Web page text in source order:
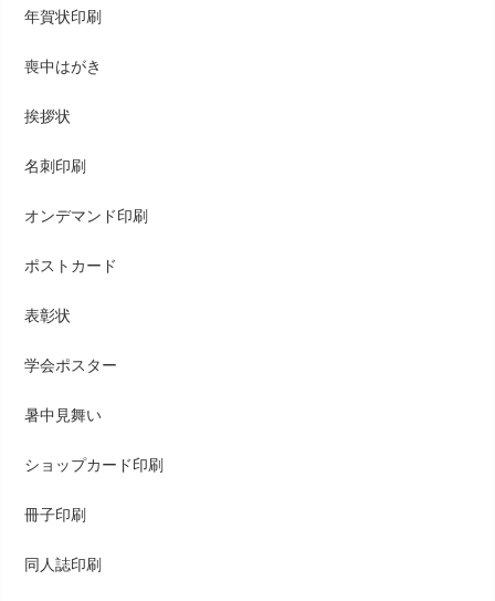
年賀状印刷
喪中はがき
挨拶状
名刺印刷
オンデマンド印刷
ポストカード
表彰状
学会ポスター
暑中見舞い
ショップカード印刷
冊子印刷
同人誌印刷